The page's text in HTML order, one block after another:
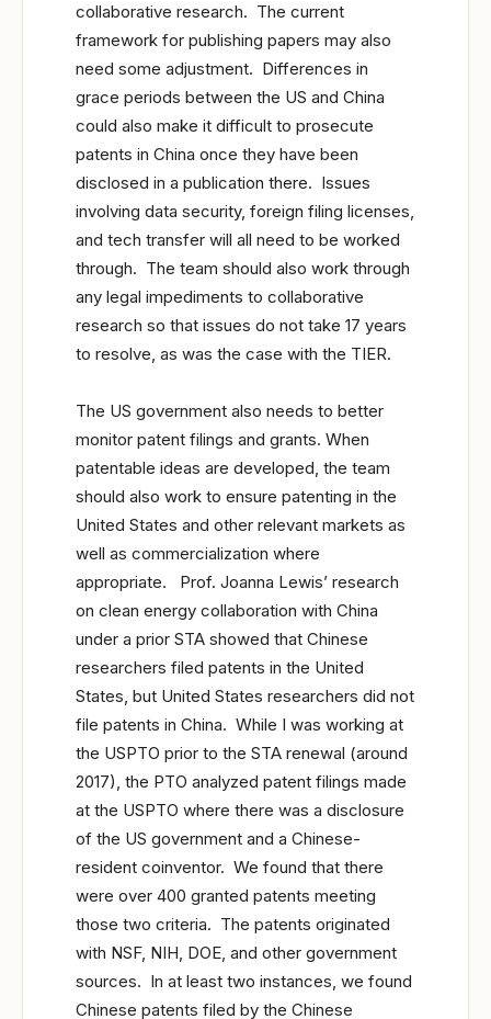
collaborative research. The current
framework for publishing papers may also
need some adjustment. Differences in
grace periods between the US and China
could also make it difficult to prosecute
patents in China once they have been
disclosed in a publication there. Issues
involving data security, foreign filing licenses,
and tech transfer will all need to be worked
through. The team should also work through
any legal impediments to collaborative
research so that issues do not take 17 years
to resolve, as was the case with the TIER.
The US government also needs to better
monitor patent filings and grants. When
patentable ideas are developed, the team
should also work to ensure patenting in the
United States and other relevant markets as
well as commercialization where
appropriate. Prof. Joanna Lewis’ research
on clean energy collaboration with China
under a prior STA showed that Chinese
researchers filed patents in the United
States, but United States researchers did not
file patents in China. While I was working at
the USPTO prior to the STA renewal (around
2017), the PTO analyzed patent filings made
at the USPTO where there was a disclosure
of the US government and a Chinese-
resident coinventor. We found that there
were over 400 granted patents meeting
those two criteria. The patents originated
with NSF, NIH, DOE, and other government
sources. In at least two instances, we found
Chinese patents filed by the Chinese